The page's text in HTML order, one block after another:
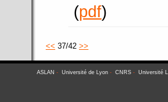
(pdf)
<< 37/42 >>
ASLAN - Université de Lyon- CNRS- Université